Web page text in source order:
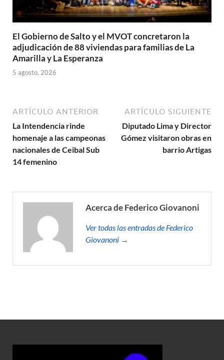
El Gobierno de Salto y el MVOT concretaron la
adjudicación de 88 viviendas para familias de La
Amarilla y La Esperanza
5 agosto, 2026
ARTÍCULO ANTERIOR
La Intendencia rinde
homenaje a las campeonas
nacionales de Ceibal Sub
14 femenino
ARTÍCULO SIGUIENTE
Diputado Lima y Director
Gómez visitaron obras en
barrio Artigas
Acerca de Federico Giovanoni
Ver todas las entradas de Federico
Giovanoni →